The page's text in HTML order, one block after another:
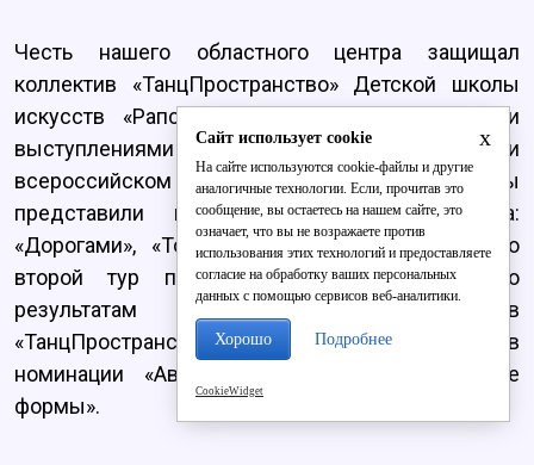
Честь нашего областного центра защищал
коллектив «ТанцПространство» Детской школы
искусств «Рапсодия», уже известный своими
выступлениями на межрегиональном и
всероссийском уровне. Кировские танцоры
представили на суд жюри три номера:
«Дорогами», «Точка Отсчета» и «Моцарт-3». Во
второй тур прошел номер «Моцарт-3». По
результатам всего конкурса коллектив
«ТанцПространство» стал Лауреатом II степени в
номинации «Авторская хореография - малые
формы».
x
Сайт использует cookie
На сайте используются cookie-файлы и другие
аналогичные технологии. Если, прочитав это
сообщение, вы остаетесь на нашем сайте, это
означает, что вы не возражаете против
использования этих технологий и предоставляете
согласие на обработку ваших персональных
данных с помощью сервисов веб-аналитики.
Хорошо Подробнее
CookieWidget